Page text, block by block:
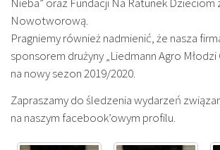
Nowotworową.
Pragniemy również nadmienić, że nasza
sponsorem drużyny „Liedmann Agro Młodzi
na nowy sezon 2019/2020.
Zapraszamy do śledzenia wydarzeń
na naszym facebook’owym profilu.